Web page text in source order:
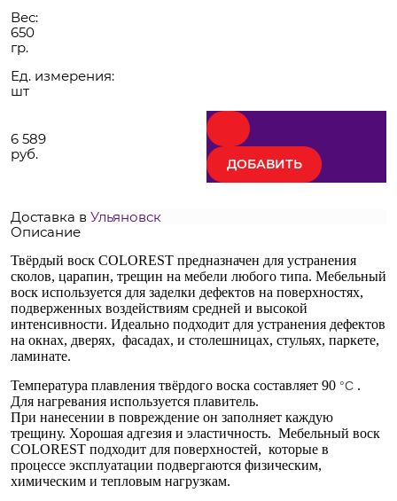
Вес:
650
гр.
Ед. измерения:
шт
6 589
руб.
ДОБАВИТЬ
Доставка в Ульяновск
Описание
Твёрдый воск COLOREST предназначен для устранения
сколов, царапин, трещин на мебели любого типа. Мебельный
воск используется для заделки дефектов на поверхностях,
подверженных воздействиям средней и высокой
интенсивности. Идеально подходит для устранения дефектов
на окнах, дверях, фасадах, и столешницах, стульях, паркете,
ламинате.
Температура плавления твёрдого воска составляет 90 °C .
Для нагревания используется плавитель.
При нанесении в повреждение он заполняет каждую
трещину. Хорошая адгезия и эластичность. Мебельный воск
COLOREST подходит для поверхностей, которые в
процессе эксплуатации подвергаются физическим,
химическим и тепловым нагрузкам.